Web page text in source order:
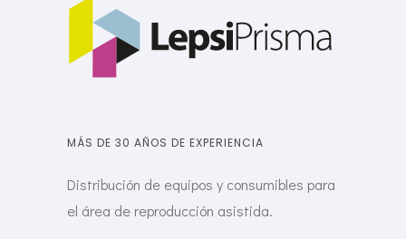
MÁS DE 30 AÑOS DE EXPERIENCIA
Distribución de equipos y consumibles para
el área de reproducción asistida.